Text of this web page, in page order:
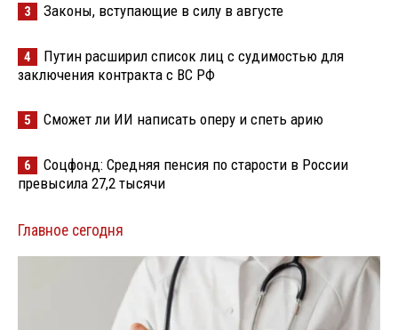
3 Законы, вступающие в силу в августе
4
Путин расширил список лиц с судимостью для
заключения контракта с ВС РФ
5 Сможет ли ИИ написать оперу и спеть арию
6
Соцфонд: Средняя пенсия по старости в России
превысила 27,2 тысячи
Главное сегодня